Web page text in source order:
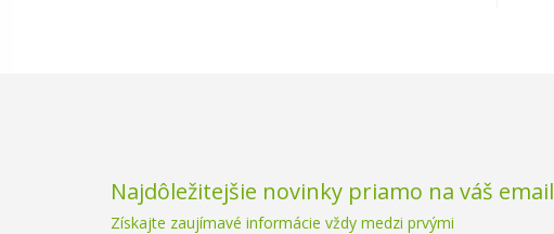
Najdôležitejšie novinky priamo na váš email
Získajte zaujímavé informácie vždy medzi prvými